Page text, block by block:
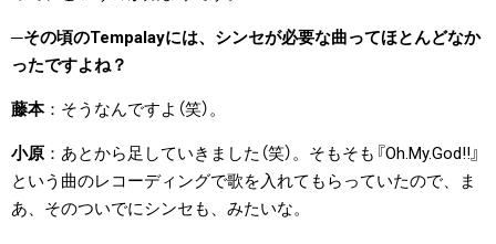
その頃のTempalayには、シンセが必要な曲ってほとんどなか
ったですよね？
藤本 そうなんですよ（笑）。
小原
あとから足していきました（笑）。そもそも『Oh.My.God!!』
という曲のレコーディングで歌を入れてもらっていたので、ま
あ、そのついでにシンセも、みたいな。